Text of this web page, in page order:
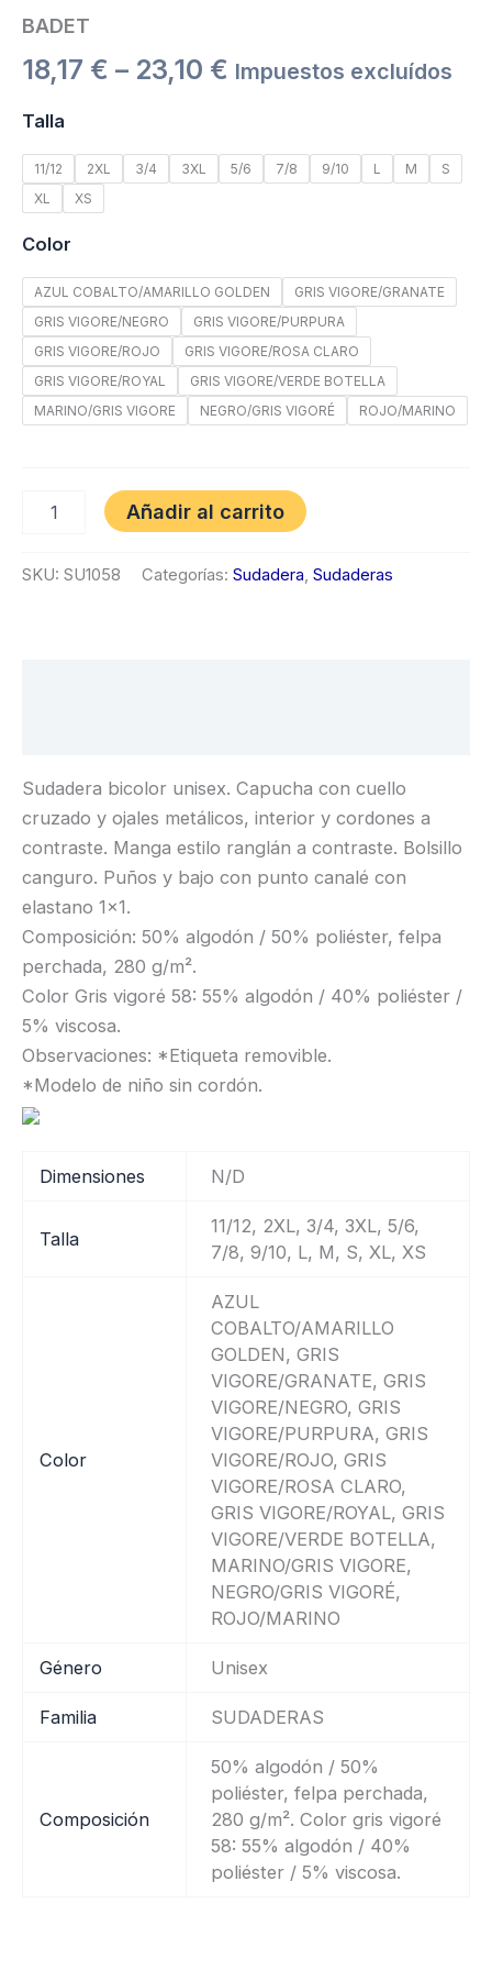
BADET
18,17 € – 23,10 € Impuestos excluídos
Talla
11/12 2XL 3/4 3XL 5/6 7/8 9/10 L M
S
XL
XS
Color
AZUL COBALTO/AMARILLO GOLDEN
GRIS VIGORE/GRANATE
GRIS VIGORE/NEGRO
GRIS VIGORE/PURPURA
GRIS VIGORE/ROJO
GRIS VIGORE/ROSA CLARO
GRIS VIGORE/ROYAL
GRIS VIGORE/VERDE BOTELLA
MARINO/GRIS VIGORE
NEGRO/GRIS VIGORÉ ROJO/MARINO
Añadir al carrito
SKU: SU1058 Categorías: Sudadera, Sudaderas
Sudadera bicolor unisex. Capucha con cuello
cruzado y ojales metálicos, interior y cordones a
contraste. Manga estilo ranglán a contraste. Bolsillo
canguro. Puños y bajo con punto canalé con
elastano 1×1.
Composición: 50% algodón / 50% poliéster, felpa
perchada, 280 g/m².
Color Gris vigoré 58: 55% algodón / 40% poliéster /
5% viscosa.
Observaciones: *Etiqueta removible.
*Modelo de niño sin cordón.
Dimensiones N/D
Talla
11/12, 2XL, 3/4, 3XL, 5/6,
7/8, 9/10, L, M, S, XL, XS
Color
AZUL
COBALTO/AMARILLO
GOLDEN, GRIS
VIGORE/GRANATE, GRIS
VIGORE/NEGRO, GRIS
VIGORE/PURPURA, GRIS
VIGORE/ROJO, GRIS
VIGORE/ROSA CLARO,
GRIS VIGORE/ROYAL, GRIS
VIGORE/VERDE BOTELLA,
MARINO/GRIS VIGORE,
NEGRO/GRIS VIGORÉ,
ROJO/MARINO
Género Unisex
Familia SUDADERAS
Composición
50% algodón / 50%
poliéster, felpa perchada,
280 g/m². Color gris vigoré
58: 55% algodón / 40%
poliéster / 5% viscosa.